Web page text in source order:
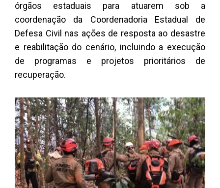
órgãos estaduais para atuarem sob a
coordenação da Coordenadoria Estadual de
Defesa Civil nas ações de resposta ao desastre
e reabilitação do cenário, incluindo a execução
de programas e projetos prioritários de
recuperação.